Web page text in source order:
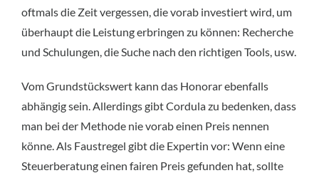
oftmals die Zeit vergessen, die vorab investiert wird, um
überhaupt die Leistung erbringen zu können: Recherche
und Schulungen, die Suche nach den richtigen Tools, usw.
Vom Grundstückswert kann das Honorar ebenfalls
abhängig sein. Allerdings gibt Cordula zu bedenken, dass
man bei der Methode nie vorab einen Preis nennen
könne. Als Faustregel gibt die Expertin vor: Wenn eine
Steuerberatung einen fairen Preis gefunden hat, sollte